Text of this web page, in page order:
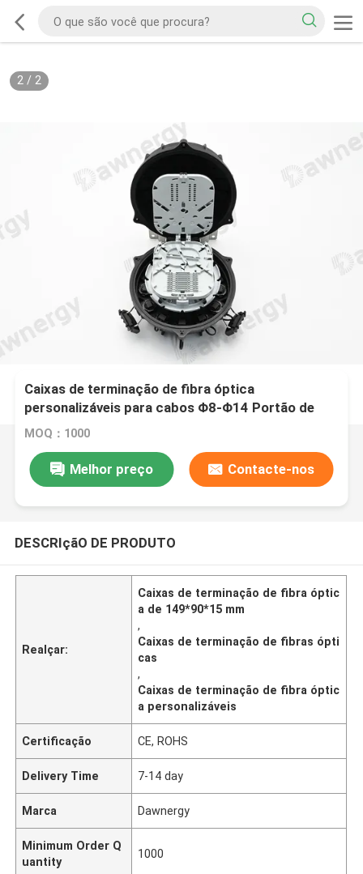
2/ 2
Caixas de terminação de fibra óptica
personalizáveis para cabos Φ8-Φ14 Portão de
diâmetro 149*90*15mm Tamanho
MOQ：1000
Melhor preço Contacte-nos
DESCRIçãO DE PRODUTO
Realçar:
Caixas de terminação de fibra óptic
a de 149*90*15 mm
,
Caixas de terminação de fibras ópti
cas
,
Caixas de terminação de fibra óptic
a personalizáveis
Certificação CE, ROHS
Delivery Time 7-14 day
Marca Dawnergy
Minimum Order Q
uantity
1000